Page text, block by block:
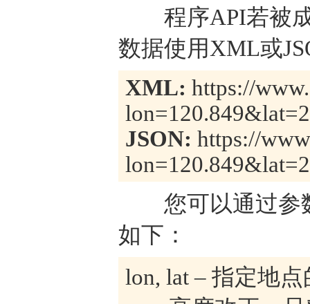
程序API若被成
数据使用XML或
XML: https://
JSON: https://
您可以通过参数
如下：
lon, lat – 指定地